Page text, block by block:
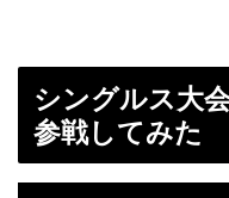
シングルス大
参戦してみた